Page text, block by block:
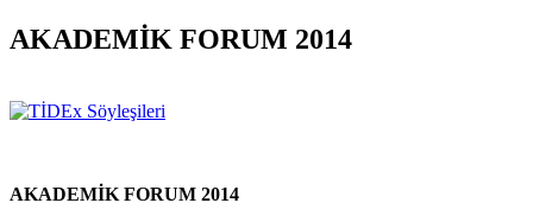
AKADEMİK FORUM 2014
AKADEMİK FORUM 2014